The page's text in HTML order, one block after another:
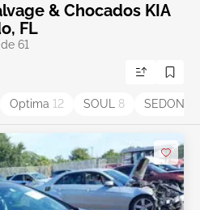
& Chocados KIA
FL
61
Optima 12 SOUL 8 SEDONA